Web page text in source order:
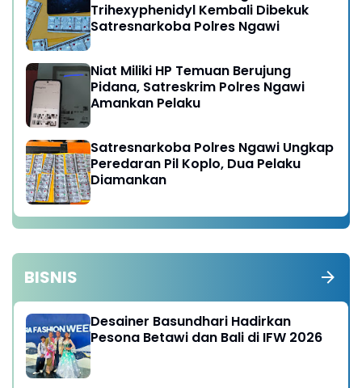
Trihexyphenidyl Kembali Dibekuk
Satresnarkoba Polres Ngawi
Niat Miliki HP Temuan Berujung
Pidana, Satreskrim Polres Ngawi
Amankan Pelaku
Satresnarkoba Polres Ngawi Ungkap
Peredaran Pil Koplo, Dua Pelaku
Diamankan
BISNIS
Desainer Basundhari Hadirkan
Pesona Betawi dan Bali di IFW 2026